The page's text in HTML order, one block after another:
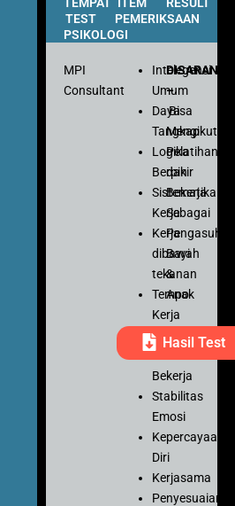
TEST
PSIKOLOGI
PEMERIKSAAN
MPI
Consultant
Intelegensi
Umum
Daya
Tangkap
Logika
Berpikir
Sistematika
Kerja
Kerja
dibawah
tekanan
Tempo
Kerja
Ketelitian
Motivasi
Bekerja
Stabilitas
Emosi
Kepercayaan
Diri
Kerjasama
Penyesuaian
–
Bisa
Mengikuti
Pelatihan
dan
Bekerja
Sebagai
Pengasuh
Bayi
&
Anak
Hasil Test